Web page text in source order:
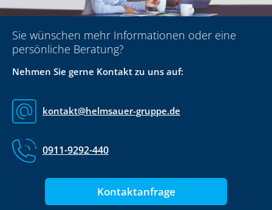
Sie wünschen mehr Informationen oder eine
persönliche Beratung?
Nehmen Sie gerne Kontakt zu uns auf:
kontakt@helmsauer-gruppe.de
0911-9292-440
Kontaktanfrage